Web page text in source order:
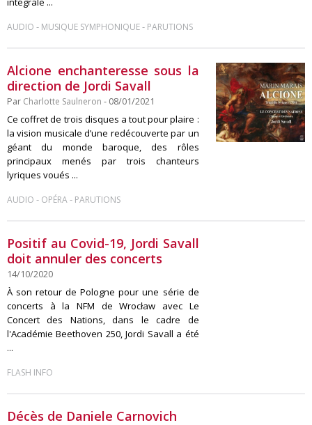
AUDIO - MUSIQUE SYMPHONIQUE- PARUTIONS
Alcione enchanteresse sous la
direction de Jordi Savall
Par Charlotte Saulneron - 08/01/2021
Ce coffret de trois disques a tout pour plaire :
la vision musicale d’une redécouverte par un
géant du monde baroque, des rôles
principaux menés par trois chanteurs
lyriques voués ...
AUDIO - OPÉRA- PARUTIONS
Positif au Covid-19, Jordi Savall
doit annuler des concerts
14/10/2020
À son retour de Pologne pour une série de
concerts à la NFM de Wrocław avec Le
Concert des Nations, dans le cadre de
l'Académie Beethoven 250, Jordi Savall a été
...
FLASH INFO
Décès de Daniele Carnovich